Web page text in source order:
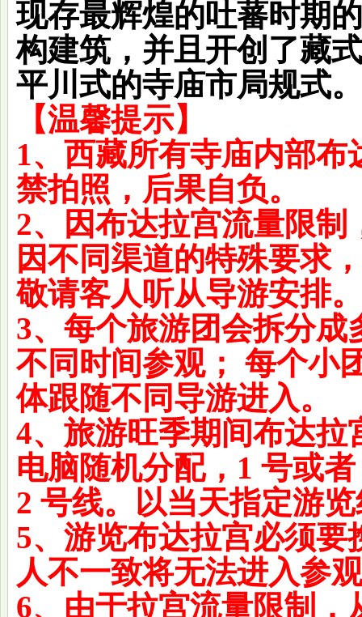
现存最辉煌的吐蕃时期
构建筑，并且开创了藏式
平川式的寺庙市局规式。
【温馨提示】
1、西藏所有寺庙内部
禁拍照，后果自负。
2、因布达拉宫流量限
因不同渠道的特殊要求，
敬请客人听从导游安排。
3、每个旅游团会拆分
不同时间参观； 每个小
体跟随不同导游进入。
4、旅游旺季期间布达
电脑随机分配，1 号或者
2 号线。以当天指定游
5、游览布达拉宫必须
人不一致将无法进入参
6、由于拉宫流量限制